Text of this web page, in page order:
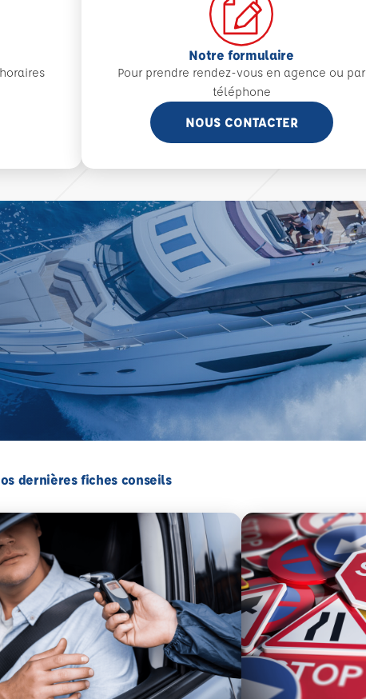
horaires
Notre formulaire
Pour prendre rendez-vous en agence ou par
téléphone
NOUS CONTACTER
dernières fiches conseils